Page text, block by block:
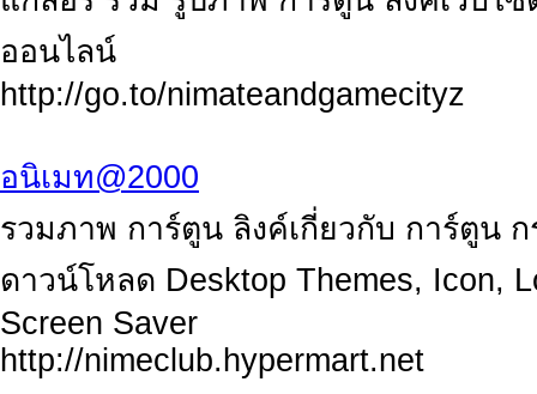
ออนไลน์
http://go.to/nimateandgamecityz
อนิเมท@2000
รวมภาพ การ์ตูน ลิงค์เกี่ยวกับ การ์ตูน
ดาวน์โหลด Desktop Themes, Icon,
Screen Saver
http://nimeclub.hypermart.net